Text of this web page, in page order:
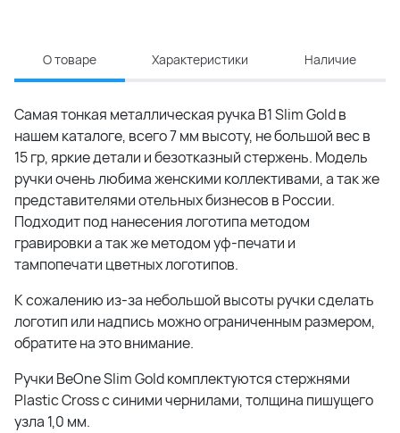
О товаре Характеристики Наличие
Самая тонкая металлическая ручка B1 Slim Gold в
нашем каталоге, всего 7 мм высоту, не большой вес в
15 гр, яркие детали и безотказный стержень. Модель
ручки очень любима женскими коллективами, а так же
представителями отельных бизнесов в России.
Подходит под нанесения логотипа методом
гравировки а так же методом уф-печати и
тампопечати цветных логотипов.
К сожалению из-за небольшой высоты ручки сделать
логотип или надпись можно ограниченным размером,
обратите на это внимание.
Ручки BeOne Slim Gold комплектуются стержнями
Plastic Cross с синими чернилами, толщина пишущего
узла 1,0 мм.